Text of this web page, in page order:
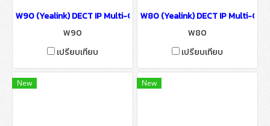
W90 (Yealink) DECT IP Multi-Cell System IP Phone IP-PBX
W90
เปรียบเทียบ
W80 (Yealink) DECT IP Multi-
W80
เปรียบเทียบ
New New